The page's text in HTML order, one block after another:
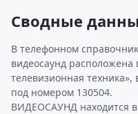
Сводные
В телефонном
видеосаунд расположена
телевизионная техника»,
под номером 130504.
ВИДЕОСАУНД находится